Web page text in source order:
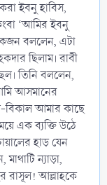
ইবনু হাবিস,
‘আমির ইবনু
বললেন, এটা
ছিলাম। রাবী
আসমানের
বিকাল আমার কাছে
এক ব্যক্তি উঠে
হাড় যেন
ন্যাড়া,
রাসূল! আল্লাহকে